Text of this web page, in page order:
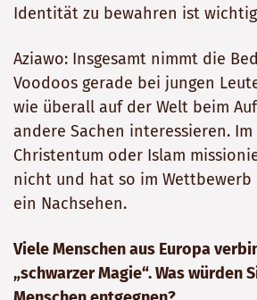
Identität zu bewahren ist
Aziawo: Insgesamt nimmt die
Voodoos gerade bei jungen
wie überall auf der Welt beim
andere Sachen interessieren. Im
Christentum oder Islam
nicht und hat so im Wettbewerb
ein Nachsehen.
Viele Menschen aus Europa
„schwarzer Magie“. Was würden